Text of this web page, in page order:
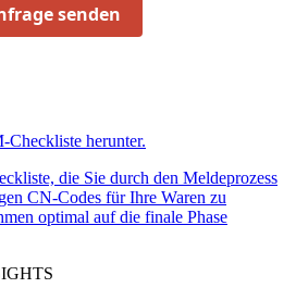
senden
herunter.
die Sie durch den Meldeprozess
CN-Codes für Ihre Waren zu
optimal auf die finale Phase